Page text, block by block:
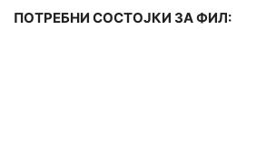
ПОТРЕБНИ СОСТОЈКИ ЗА ФИЛ: